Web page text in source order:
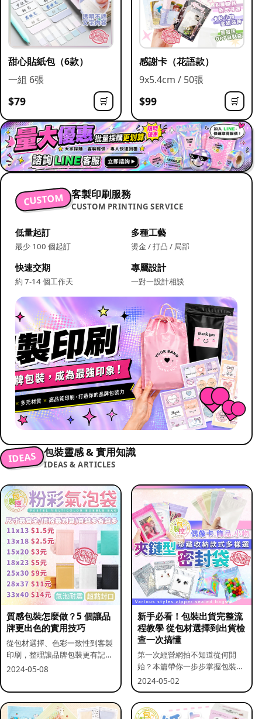
甜心貼紙包（6款）
一組 6張
$79 🛒
感謝卡（花語款）
9x5.4cm / 50張
$99 🛒
CUSTOM 客製印刷服務
CUSTOM PRINTING SERVICE
低量起訂
最少 100 個起訂
多種工藝
燙金 / 打凸 / 局部
快速交期
約 7-14 個工作天
專屬設計
一對一設計相談
IDEAS 包裝靈感 & 實用知識
IDEAS & ARTICLES
質感包裝怎麼做？5 個讓品
牌更出色的實用技巧
從包材選擇、色彩一致性到客製
印刷，整理讓品牌包裝更有記憶
點的實用做法。
2024-05-08
新手必看！包裝出貨完整流
程教學 從包材選擇到出貨檢
查一次搞懂
第一次經營網拍不知道從何開
始？本篇帶你一步步掌握包裝流
程與出貨前檢查重點。
2024-05-02